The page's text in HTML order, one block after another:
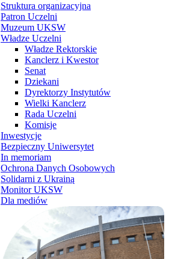
Struktura organizacyjna
Patron Uczelni
Muzeum UKSW
Władze Uczelni
Władze Rektorskie
Kanclerz i Kwestor
Senat
Dziekani
Dyrektorzy Instytutów
Wielki Kanclerz
Rada Uczelni
Komisje
Inwestycje
Bezpieczny Uniwersytet
In memoriam
Ochrona Danych Osobowych
Solidarni z Ukrainą
Monitor UKSW
Dla mediów